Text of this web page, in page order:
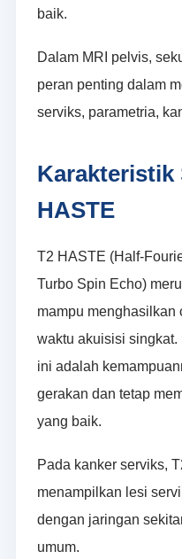
baik.
Dalam MRI pelvis,
peran penting dalam
serviks, parametria,
Karakteristik
HASTE
T2 HASTE (Half-
Turbo Spin Echo)
mampu menghasilkan
waktu akuisisi
ini adalah
gerakan dan tetap
yang baik.
Pada kanker serviks,
menampilkan lesi
dengan jaringan
umum.